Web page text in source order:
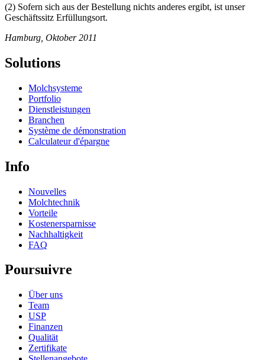
(2) Sofern sich aus der Bestellung nichts anderes ergibt, ist unser
Geschäftssitz Erfüllungsort.
Hamburg, Oktober 2011
Solutions
Molchsysteme
Portfolio
Dienstleistungen
Branchen
Système de démonstration
Calculateur d'épargne
Info
Nouvelles
Molchtechnik
Vorteile
Kostenersparnisse
Nachhaltigkeit
FAQ
Poursuivre
Über uns
Team
USP
Finanzen
Qualität
Zertifikate